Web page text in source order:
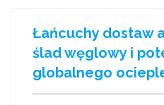
Łańcuchy dostaw
ślad węglowy i
globalnego